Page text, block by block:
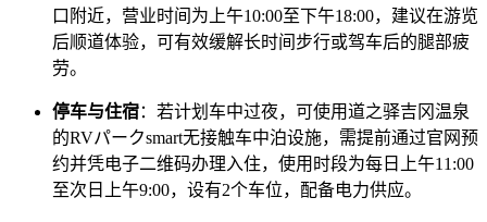
口附近，营业时间为上午10:00至下午18:00，建议在游览
后顺道体验，可有效缓解长时间步行或驾车后的腿部疲
劳。
停车与住宿：若计划车中过夜，可使用道之驿吉冈温泉
的RVパークsmart无接触车中泊设施，需提前通过官网预
约并凭电子二维码办理入住，使用时段为每日上午11:00
至次日上午9:00，设有2个车位，配备电力供应。